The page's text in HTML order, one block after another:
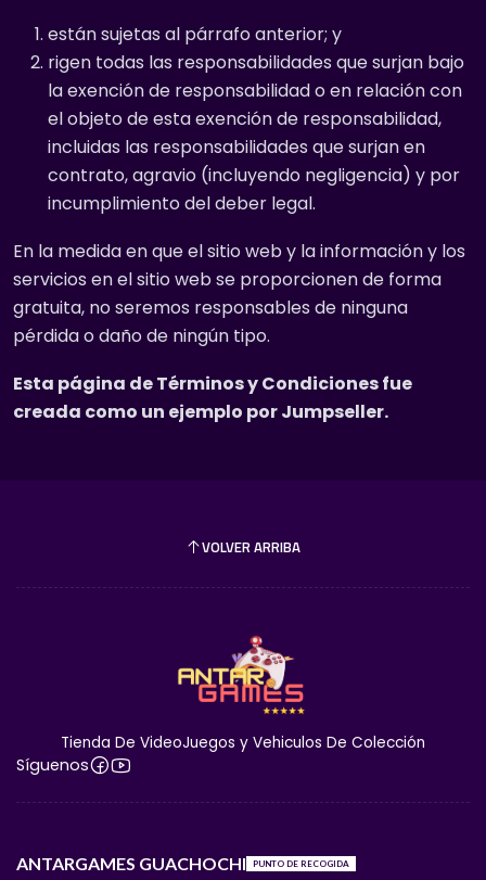
están sujetas al párrafo anterior; y
rigen todas las responsabilidades que surjan bajo
la exención de responsabilidad o en relación con
el objeto de esta exención de responsabilidad,
incluidas las responsabilidades que surjan en
contrato, agravio (incluyendo negligencia) y por
incumplimiento del deber legal.
En la medida en que el sitio web y la información y los
servicios en el sitio web se proporcionen de forma
gratuita, no seremos responsables de ninguna
pérdida o daño de ningún tipo.
Esta página de Términos y Condiciones fue
creada como un ejemplo por Jumpseller.
VOLVER ARRIBA
Tienda De VideoJuegos y Vehiculos De Colección
Síguenos
ANTARGAMES GUACHOCHI PUNTO DE RECOGIDA